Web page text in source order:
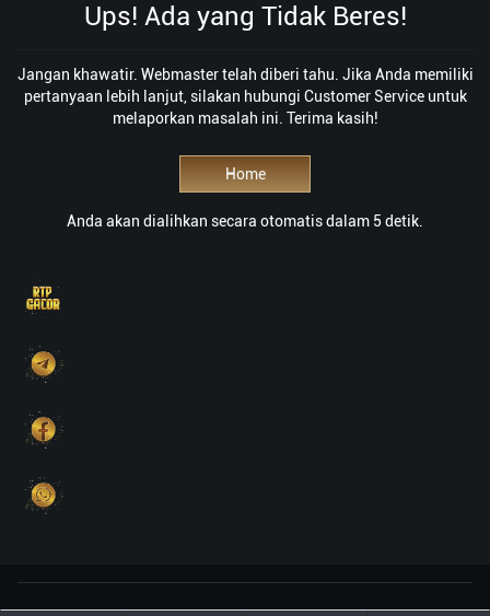
Ups! Ada yang Tidak Beres!
Jangan khawatir. Webmaster telah diberi tahu. Jika Anda memiliki
pertanyaan lebih lanjut, silakan hubungi Customer Service untuk
melaporkan masalah ini. Terima kasih!
Home
Anda akan dialihkan secara otomatis dalam 5 detik.